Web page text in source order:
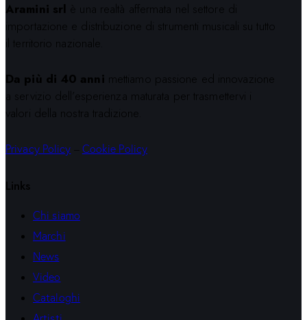
Aramini srl è una realtà affermata nel settore di
importazione e distribuzione di strumenti musicali su tutto
il territorio nazionale.
Da più di 40 anni mettiamo passione ed innovazione
a servizio dell’esperienza maturata per trasmettervi i
valori della nostra tradizione.
Privacy Policy Cookie Policy
Links
Chi siamo
Marchi
News
Video
Cataloghi